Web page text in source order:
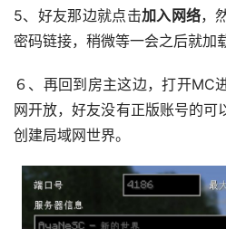
5、好友那边就点击加入网络，
密码链接，稍微等一会之后就加
６、再回到房主这边，打开MC
网开放，好友没有正版账号的可
创建局域网世界。